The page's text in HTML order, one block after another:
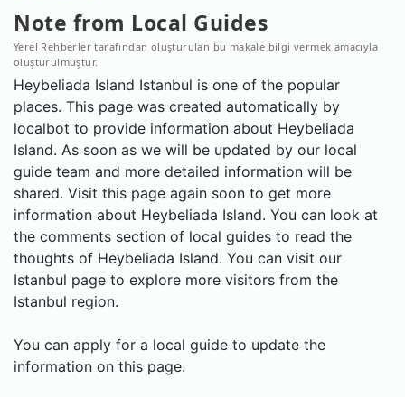
Note from Local Guides
Yerel Rehberler tarafından oluşturulan bu makale bilgi vermek amacıyla
oluşturulmuştur.
Heybeliada Island Istanbul is one of the popular
places. This page was created automatically by
localbot to provide information about Heybeliada
Island. As soon as we will be updated by our local
guide team and more detailed information will be
shared. Visit this page again soon to get more
information about Heybeliada Island. You can look at
the comments section of local guides to read the
thoughts of Heybeliada Island. You can visit our
Istanbul page to explore more visitors from the
Istanbul region.
You can apply for a local guide to update the
information on this page.